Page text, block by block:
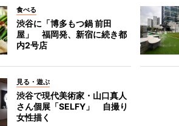
食べる
渋谷に「博多もつ鍋 前田
屋」 福岡発、新宿に続き都
内2号店
見る・遊ぶ
渋谷で現代美術家・山口真人
さん個展「SELFY」 自撮り
女性描く